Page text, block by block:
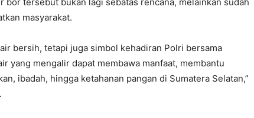
bor tersebut bukan lagi sebatas rencana, melainkan sudah
masyarakat.
bersih, tetapi juga simbol kehadiran Polri bersama
yang mengalir dapat membawa manfaat, membantu
ibadah, hingga ketahanan pangan di Sumatera Selatan,”